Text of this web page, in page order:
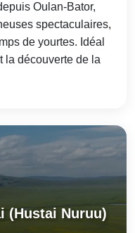
Oulan-Bator,
spectaculaires,
de yourtes. Idéal
la découverte de la
(Hustai Nuruu)